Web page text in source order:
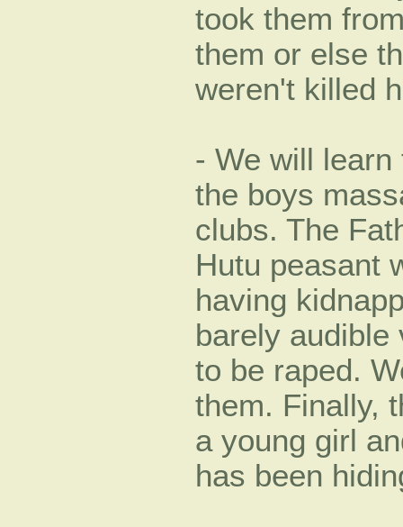
took them
them or else
weren't killed
- We will
the boys
clubs. The
Hutu peasant
having
barely audible
to be raped.
them. Finally,
a young girl
has been